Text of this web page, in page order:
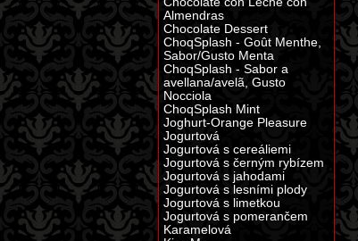
Almendras
Chocolate Dessert
ChoqSplash - Goût Menthe,
Sabor/Gusto Menta
ChoqSplash - Sabor a
avellana/avelã, Gusto
Nocciola
ChoqSplash Mint
Joghurt-Orange Pleasure
Jogurtová
Jogurtová s cereáliemi
Jogurtová s černým rybízem
Jogurtová s jahodami
Jogurtová s lesními plody
Jogurtová s limetkou
Jogurtová s pomerančem
Karamelová